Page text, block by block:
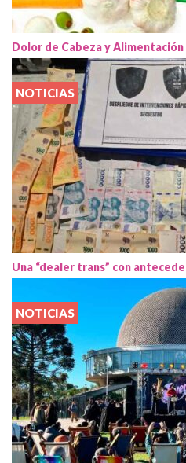
Dolor de Cabeza y Alimentación
NOTICIAS
Una “dealer trans” con
NOTICIAS